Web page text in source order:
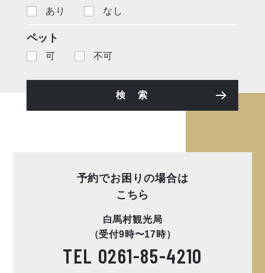
あり なし
ペット
可 不可
検 索
予約でお困りの場合は
こちら
白馬村観光局
（受付9時〜17時）
TEL 0261-85-4210